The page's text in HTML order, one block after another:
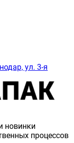
ул. 3-я
новинки
процессов